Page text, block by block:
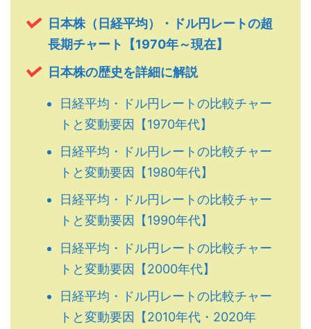
日本株（日経平均）・ドル円レートの超
長期チャート【1970年～現在】
日本株の歴史を詳細に解説
日経平均・ドル円レートの比較チャー
トと変動要因【1970年代】
日経平均・ドル円レートの比較チャー
トと変動要因【1980年代】
日経平均・ドル円レートの比較チャー
トと変動要因【1990年代】
日経平均・ドル円レートの比較チャー
トと変動要因【2000年代】
日経平均・ドル円レートの比較チャー
トと変動要因【2010年代・2020年